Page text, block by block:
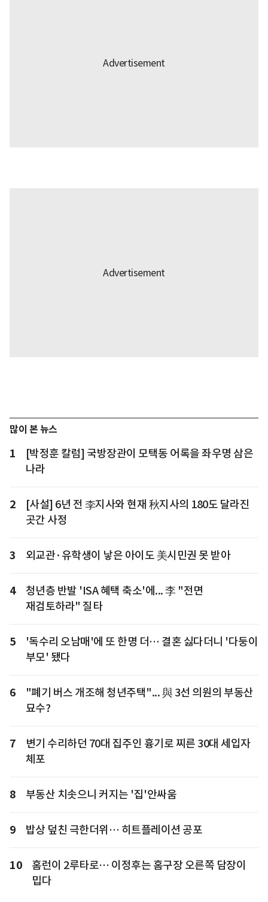
많이 본 뉴스
1
[박정훈 칼럼] 국방장관이 모택동 어록을 좌우명 삼은
나라
2
[사설] 6년 전 李지사와 현재 秋지사의 180도 달라진
곳간 사정
3 외교관·유학생이 낳은 아이도 美시민권 못 받아
4
청년층 반발 'ISA 혜택 축소'에... 李 "전면
재검토하라" 질타
5
'독수리 오남매'에 또 한명 더… 결혼 싫다더니 '다둥이
부모' 됐다
6
"폐기 버스 개조해 청년주택"... 與 3선 의원의 부동산
묘수?
7
변기 수리하던 70대 집주인 흉기로 찌른 30대 세입자
체포
8 부동산 치솟으니 커지는 '집'안싸움
9 밥상 덮친 극한더위… 히트플레이션 공포
10
홈런이 2루타로… 이정후는 홈구장 오른쪽 담장이
밉다